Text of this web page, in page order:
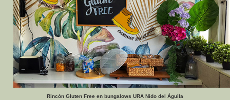
Rincón Gluten Free en bungalows URA Nído del Águila